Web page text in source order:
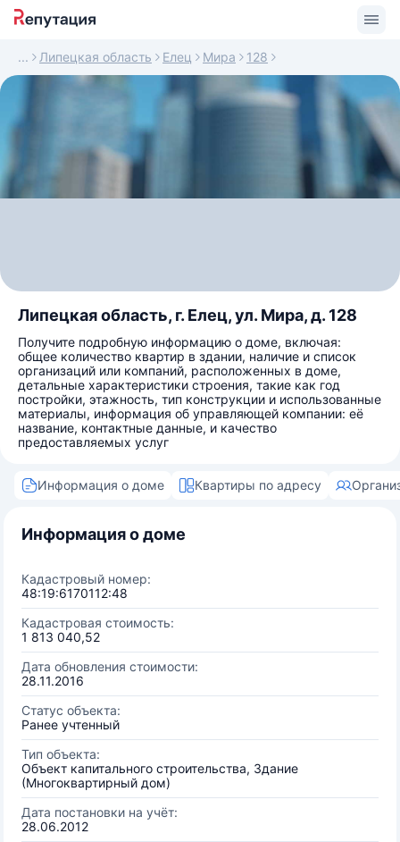
Липецкая область Елец Мира 128
Липецкая область, г. Елец, ул. Мира, д. 128
Получите подробную информацию о доме, включая:
общее количество квартир в здании, наличие и список
организаций или компаний, расположенных в доме,
детальные характеристики строения, такие как год
постройки, этажность, тип конструкции и использованные
материалы, информация об управляющей компании: её
название, контактные данные, и качество
предоставляемых услуг
Информация о доме Квартиры по адресу
Информация о доме
Кадастровый номер:
48:19:6170112:48
Кадастровая стоимость:
1 813 040,52
Дата обновления стоимости:
28.11.2016
Статус объекта:
Ранее учтенный
Тип объекта:
Объект капитального строительства, Здание
(Многоквартирный дом)
Дата постановки на учёт:
28.06.2012